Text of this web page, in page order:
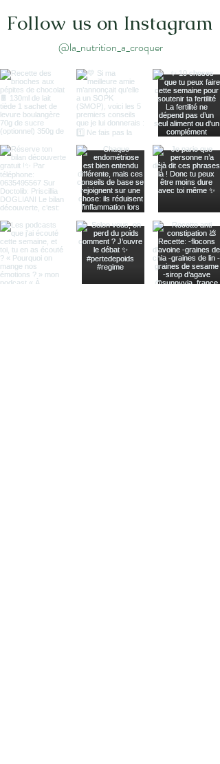
Follow us on Instagram
@la_nutrition_a_croquer